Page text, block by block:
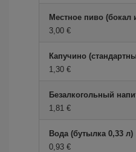
Местное пиво (бокал
3,00 €
Капучино
1,30 €
Безалкогольный
1,81 €
Вода (бутылка 0,33 л)
0,93 €